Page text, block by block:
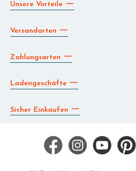
Unsere Vorteile
Versandarten
Zahlungsarten
Ladengeschäfte
Sicher Einkaufen
Facebook Instagram YouTube Pinterest